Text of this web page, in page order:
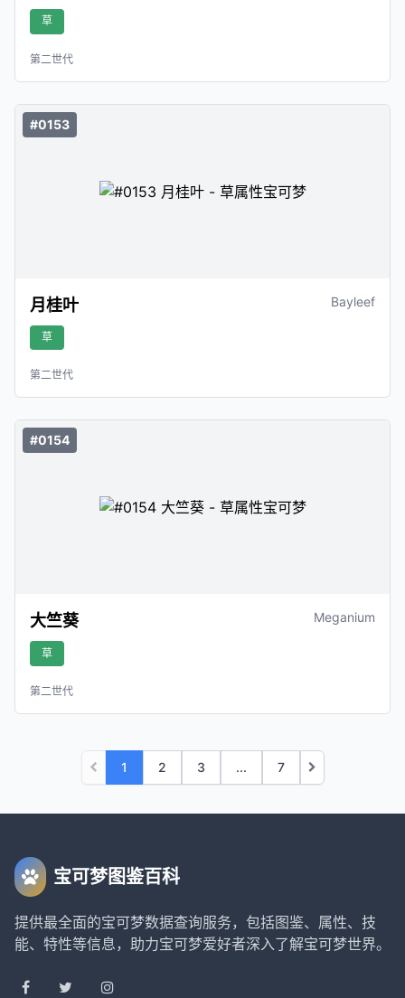
草
第二世代
#0153
月桂叶 Bayleef
草
第二世代
#0154
大竺葵 Meganium
草
第二世代
1 2 3 ... 7
宝可梦图鉴百科
提供最全面的宝可梦数据查询服务，包括图鉴、属性、技
能、特性等信息，助力宝可梦爱好者深入了解宝可梦世界。